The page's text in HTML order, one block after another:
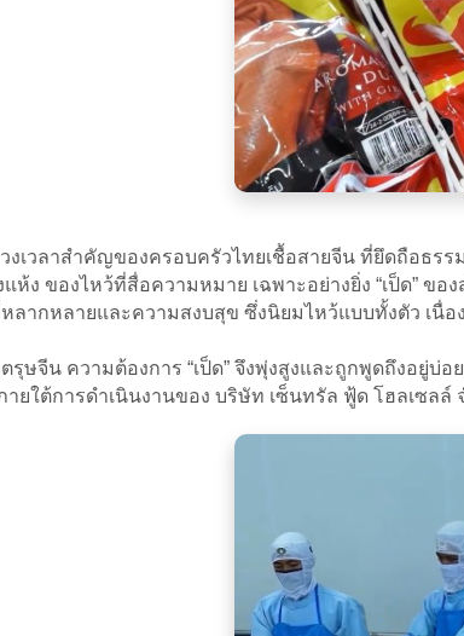
งเวลาสำคัญของครอบครัวไทยเชื้อสายจีน ที่ยึดถือธ
ห้ง ของไหว้ที่สื่อความหมาย เฉพาะอย่างยิ่ง “เป็ด”
ลากหลายและความสงบสุข ซึ่งนิยมไหว้แบบทั้งตัว เนื่
รุษจีน ความต้องการ “เป็ด” จึงพุ่งสูงและถูกพูดถึงอยู่บ่อ
ายใต้การดำเนินงานของ บริษัท เซ็นทรัล ฟู้ด โฮลเซลล์